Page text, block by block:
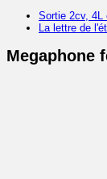
Sortie 2cv, 4L
La lettre de
Megaphone